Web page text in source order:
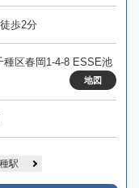
歩2分
種区春岡1-4-8 ESSE池
地図
駅